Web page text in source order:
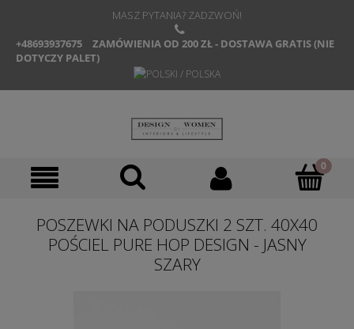
MASZ PYTANIA? ZADZWOŃ!
+48693937675
ZAMÓWIENIA OD 200 ZŁ - DOSTAWA GRATIS (NIE
DOTYCZY PALET)
POSZEWKI NA PODUSZKI 2 SZT. 40X40
POŚCIEL PURE HOP DESIGN - JASNY
SZARY